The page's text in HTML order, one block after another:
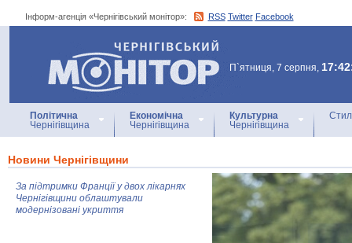
Інформ-агенція «Чернігівський монітор»: RSS Twitter Facebook
Інформ-агенція
«Чернігівський монітор»
П`ятниця, 7 серпня,
Політична
Чернігівщина
Економічна
Чернігівщина
Культурна
Чернігівщина
Новини Чернігівщини
За підтримки Франції у двох лікарнях
Чернігівщини облаштували
модернізовані укриття